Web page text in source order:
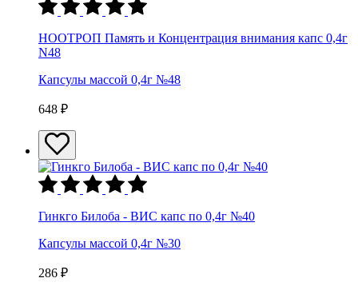
НООТРОП Память и Концентрация внимания капс 0,4г
N48
Капсулы массой 0,4г №48
648 ₽
Гинкго Билоба - ВИС капс по 0,4г №40
Капсулы массой 0,4г №30
286 ₽